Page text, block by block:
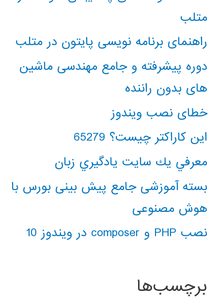
متلب
راهنمای برنامه نویسی پایتون در متلب
دوره پیشرفته و جامع مهندسی ماشین
های بدون راننده
خطای نصب ویندوز
این کاراکتر چیست؟ 65279
معرفي يك سايت يادگيري زبان
بسته آموزشی جامع پیش بینی بورس با
هوش مصنوعی
نصب PHP و composer در ویندوز 10
برچسب‌ها